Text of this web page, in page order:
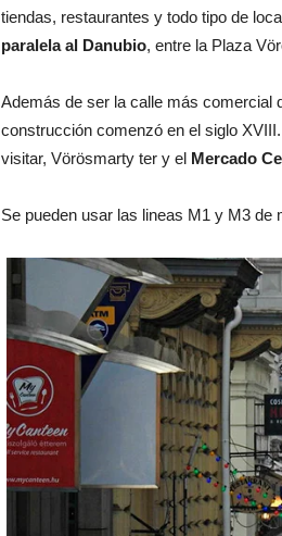
tiendas, restaurantes y todo tipo de
paralela al Danubio, entre la Plaza
Además de ser la calle más comercial
construcción comenzó en el siglo
visitar, Vörösmarty ter y el Mercado
Se pueden usar las lineas M1 y M3